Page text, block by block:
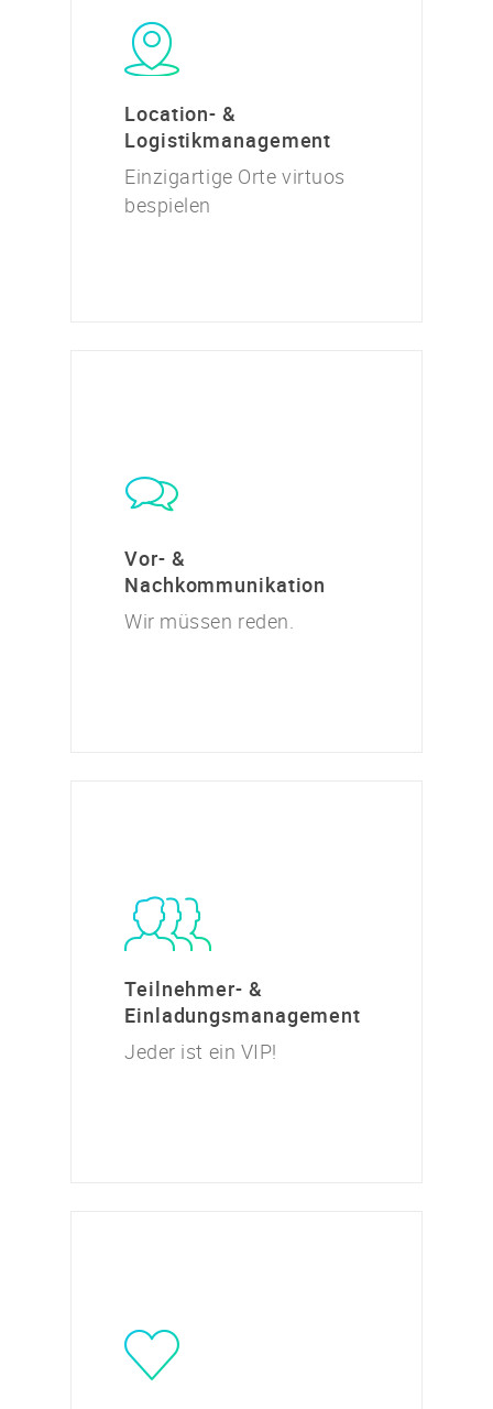
Location- &
Logistikmanagement
Einzigartige Orte virtuos
bespielen
Vor- &
Nachkommunikation
Wir müssen reden.
Teilnehmer- &
Einladungsmanagement
Jeder ist ein VIP!